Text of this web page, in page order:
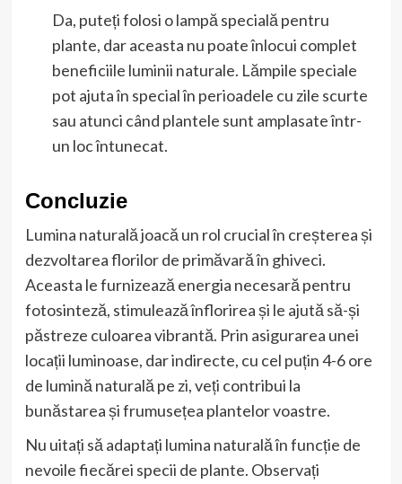
Da, puteți folosi o lampă specială pentru
plante, dar aceasta nu poate înlocui complet
beneficiile luminii naturale. Lămpile speciale
pot ajuta în special în perioadele cu zile scurte
sau atunci când plantele sunt amplasate într-
un loc întunecat.
Concluzie
Lumina naturală joacă un rol crucial în creșterea și
dezvoltarea florilor de primăvară în ghiveci.
Aceasta le furnizează energia necesară pentru
fotosinteză, stimulează înflorirea și le ajută să-și
păstreze culoarea vibrantă. Prin asigurarea unei
locații luminoase, dar indirecte, cu cel puțin 4-6 ore
de lumină naturală pe zi, veți contribui la
bunăstarea și frumusețea plantelor voastre.
Nu uitați să adaptați lumina naturală în funcție de
nevoile fiecărei specii de plante. Observați